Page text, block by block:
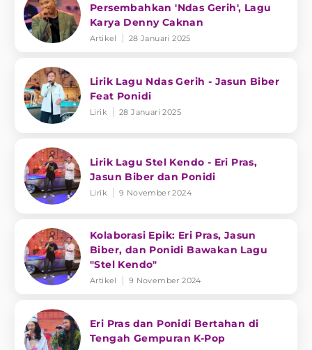
Persembahkan 'Ndas Gerih', Lagu
Karya Denny Caknan
Artikel 28 Januari 2025
Lirik Lagu Ndas Gerih - Jasun Biber
Feat Ponidi
Lirik 28 Januari 2025
Lirik Lagu Stel Kendo - Eri Pras,
Jasun Biber dan Ponidi
Lirik 9 November 2024
Kolaborasi Epik: Eri Pras, Jasun
Biber, dan Ponidi Bawakan Lagu
"Stel Kendo"
Artikel 9 November 2024
Eri Pras dan Ponidi Bertahan di
Tengah Gempuran K-Pop